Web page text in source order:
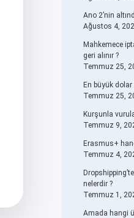
Ano 2’nin
Ağustos 4,
Mahkemece
geri alınır ?
Temmuz 25,
En büyük
Temmuz 25,
Kurşunla
Temmuz 9,
Erasmus+
Temmuz 4,
nelerdir ?
Temmuz 1,
Amada hangi